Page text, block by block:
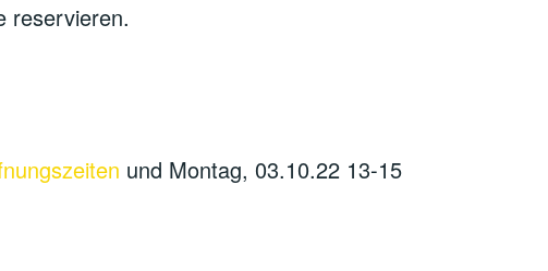
reservieren.
und Montag, 03.10.22 13-15